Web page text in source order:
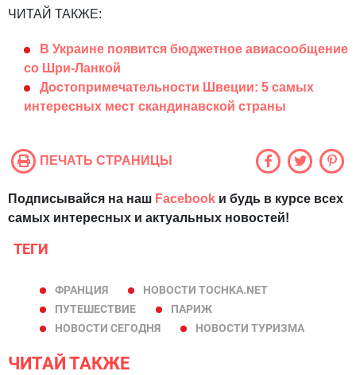
ЧИТАЙ ТАКЖЕ:
В Украине появится бюджетное авиасообщение
со Шри-Ланкой
Достопримечательности Швеции: 5 самых
интересных мест скандинавской страны
ПЕЧАТЬ СТРАНИЦЫ
Подписывайся на наш Facebook и будь в курсе всех
самых интересных и актуальных новостей!
ТЕГИ
ФРАНЦИЯ
НОВОСТИ TOCHKA.NET
ПУТЕШЕСТВИЕ
ПАРИЖ
НОВОСТИ СЕГОДНЯ
НОВОСТИ ТУРИЗМА
ЧИТАЙ ТАКЖЕ